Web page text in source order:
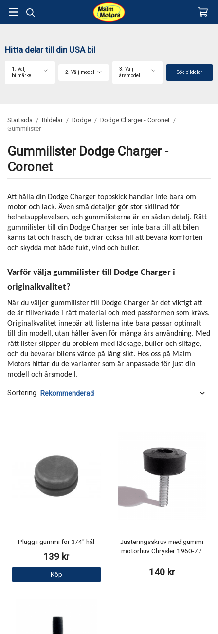
Hitta delar till din USA bil
1. Välj
bilmärke
2. Välj modell
3. Välj
årsmodell
Sök bildelar
Startsida / Bildelar / Dodge / Dodge Charger - Coronet /
Gummilister
Gummilister Dodge Charger -
Coronet
Att hålla din Dodge Charger toppskick handlar inte bara om
motor och lack. Även små detaljer gör stor skillnad för
helhetsupplevelsen, och gummilisterna är en sådan detalj. Rätt
gummilister till din Dodge Charger ser inte bara till att bilen
känns tät och fräsch, de bidrar också till att bevara komforten
och skydda mot både fukt, vind och buller.
Varför välja gummilister till Dodge Charger i
originalkvalitet?
När du väljer gummilister till Dodge Charger är det viktigt att
de är tillverkade i rätt material och med passformen som krävs.
Originalkvalitet innebär att listerna inte bara passar optimalt
till din modell, utan håller även för många års användning. Med
rätt lister slipper du problem med läckage, buller och slitage,
och du bevarar bilens värde på lång sikt. Hos oss på Malm
Motors hittar du de varianter som är anpassade för just din
modell och årsmodell.
Sortering
Plugg i gummi för 3/4" hål
139 kr
Köp
Justeringsskruv med gummi
motorhuv Chrysler 1960-77
140 kr